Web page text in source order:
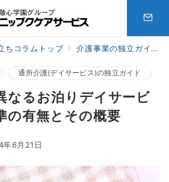
ちコラムトップ 介護事業の独立ガイド
通所介護(デイサービス)の独立ガイド
なるお泊りデイサービ
の有無とその概要
年6月21日